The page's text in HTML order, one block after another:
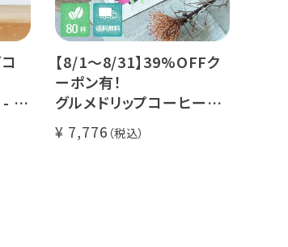
- ア
【8/1～8/31】39%OFFク
ーポン有！
グルメドリップコーヒー
ヨウソロー
80杯セット
7,776